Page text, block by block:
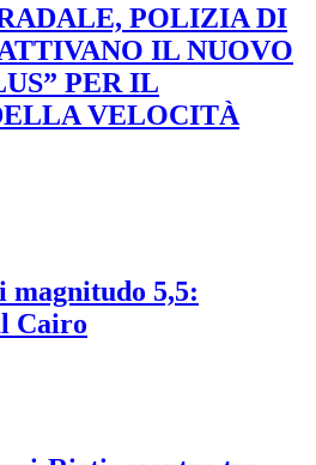
POLIZIA DI
IL NUOVO
PER IL
VELOCITÀ
magnitudo 5,5:
Cairo